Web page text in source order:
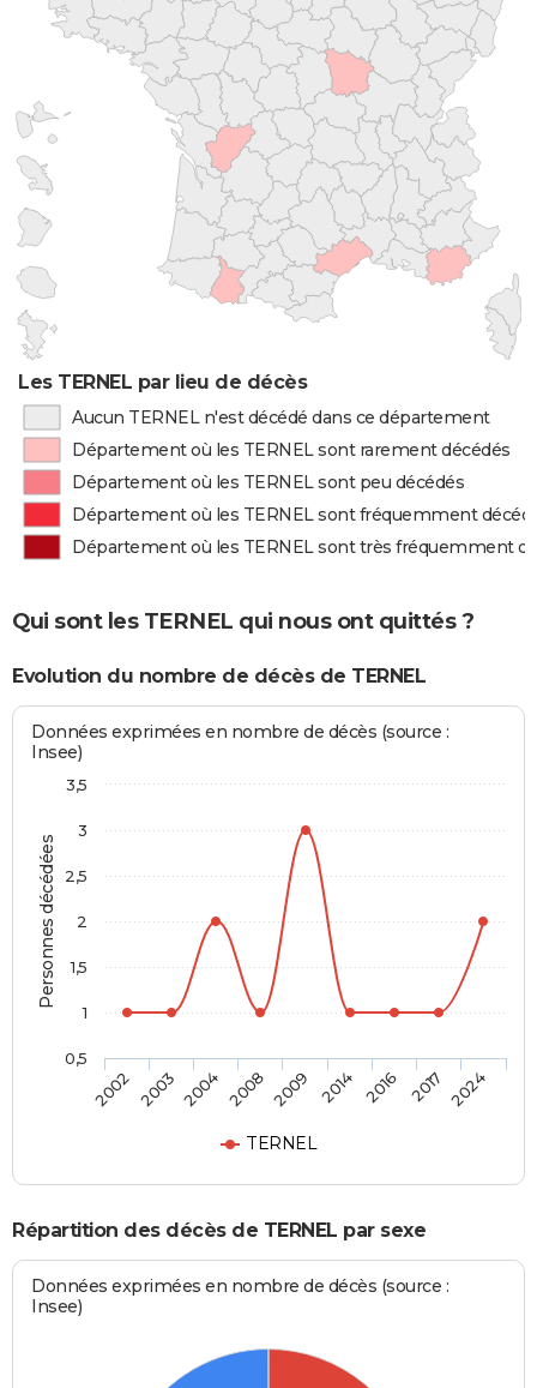
Les TERNEL par lieu de décès
Aucun TERNEL n'est décédé dans ce département
Département où les TERNEL sont rarement décédés
Département où les TERNEL sont peu décédés
Département où les TERNEL sont fréquemment
Département où les TERNEL sont très fréquemment
Qui sont les TERNEL qui nous ont quittés ?
Evolution du nombre de décès de TERNEL
Personnes décédées
Données exprimées en nombre de décès (source :
Insee)
TERNEL
2002 2003 2004 2008 2009 2014 2016 2017 2024
0,5
1
1,5
2
2,5
3
3,5
Répartition des décès de TERNEL par sexe
Données exprimées en nombre de décès (source :
Insee)